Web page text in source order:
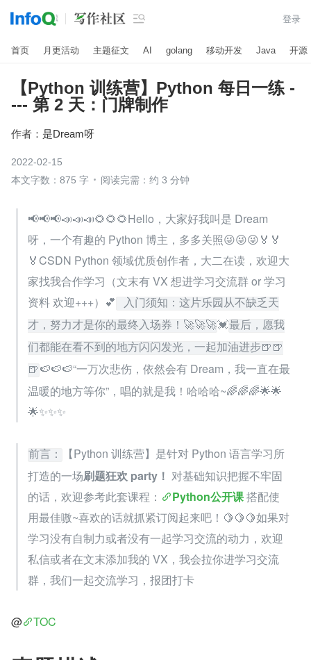
 登录
首页 月更活动 主题征文 AI golang 移动开发 Java 开源
【Python 训练营】Python 每日一练 -
--- 第 2 天：门牌制作
作者： 是Dream呀
2022-02-15
本文字数：875 字
阅读完需：约 3 分钟
📢📢📢📣📣📣🌻🌻🌻Hello，大家好我叫是 Dream
呀，一个有趣的 Python 博主，多多关照😜😜😜🏅🏅
🏅CSDN Python 领域优质创作者，大二在读，欢迎大
家找我合作学习（文末有 VX 想进学习交流群 or 学习
资料 欢迎+++）💕
入门须知：这片乐园从不缺乏天
才，努力才是你的最终入场券！🚀🚀🚀💓最后，愿我
们都能在看不到的地方闪闪发光，一起加油进步🍺🍺
🍺 🍉🍉🍉“一万次悲伤，依然会有 Dream，我一直在最
温暖的地方等你”，唱的就是我！哈哈哈~🌈🌈🌈🌟🌟
🌟✨✨✨
前言：
【Python 训练营】是针对 Python 语言学习所
打造的一场刷题狂欢 party！ 对基础知识把握不牢固
的话，欢迎参考此套课程：
Python公开课 搭配使
用最佳嗷~喜欢的话就抓紧订阅起来吧！🍋🍋🍋如果对
学习没有自制力或者没有一起学习交流的动力，欢迎
私信或者在文末添加我的 VX，我会拉你进学习交流
群，我们一起交流学习，报团打卡
@ TOC